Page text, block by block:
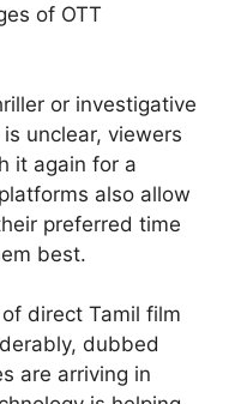
of OTT
or investigative
unclear, viewers
it again for a
also allow
preferred time
best.
direct Tamil film
dubbed
are arriving in